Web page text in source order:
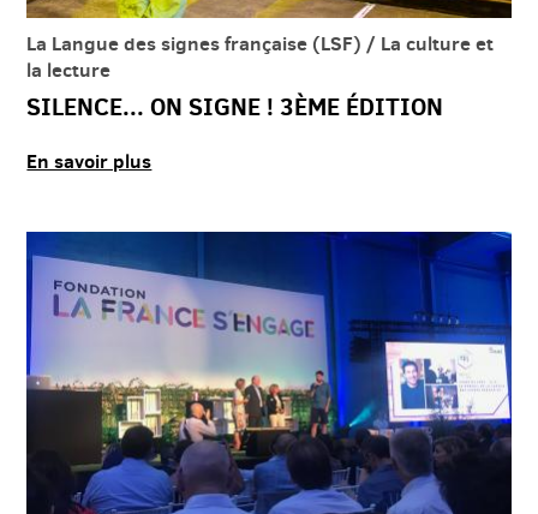
La Langue des signes française (LSF) / La culture et
la lecture
SILENCE... ON SIGNE ! 3ÈME ÉDITION
En savoir plus